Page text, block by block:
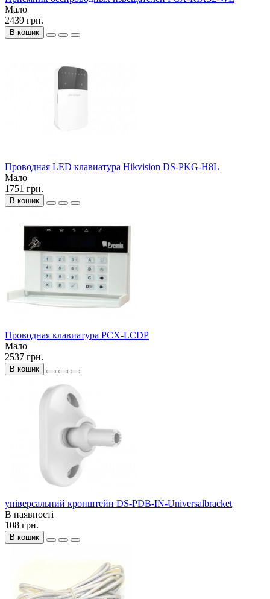
Мало
2439 грн.
В кошик
Проводная LED клавиатура Hikvision DS-PKG-H8L
Мало
1751 грн.
В кошик
Проводная клавиатура PCX-LCDP
Мало
2537 грн.
В кошик
універсальний кронштейн DS-PDB-IN-Universalbracket
В наявності
108 грн.
В кошик